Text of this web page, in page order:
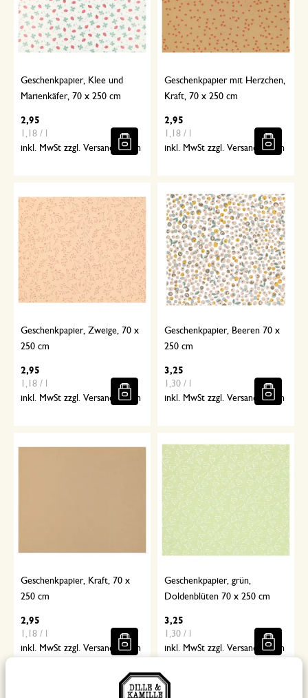
Geschenkpapier, Klee und
Marienkäfer, 70 x 250 cm
2,95
1,18 / l
inkl. MwSt zzgl. Versandkosten
Geschenkpapier mit Herzchen,
Kraft, 70 x 250 cm
2,95
1,18 / l
inkl. MwSt zzgl. Versandkosten
Geschenkpapier, Zweige, 70 x
250 cm
2,95
1,18 / l
inkl. MwSt zzgl. Versandkosten
Geschenkpapier, Beeren 70 x
250 cm
3,25
1,30 / l
inkl. MwSt zzgl. Versandkosten
Geschenkpapier, Kraft, 70 x
250 cm
2,95
1,18 / l
inkl. MwSt zzgl. Versandkosten
Geschenkpapier, grün,
Doldenblüten 70 x 250 cm
3,25
1,30 / l
inkl. MwSt zzgl. Versandkosten